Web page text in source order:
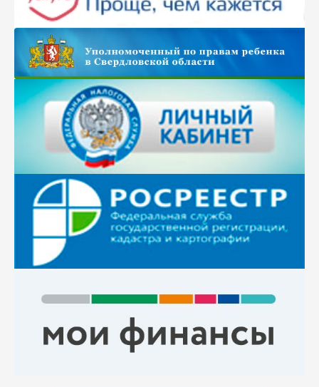
редакцией И.В. Усовой, методиста ЦДО
открыть
№ 8, 2020г.
обществознания в соответствии с требованиями
ФГОС"- представлен опыт конструирования
современного урока истории и обществознания,
разработки уроков учителей истории и
обществознания, под редакцией С.А.Маскалевой,
методиста ЦДО
открыть
№ 7, 2020г.«Практика применения технологии
междисциплинарного обученияна уроках в
начальной школе»(из опыта работы) - пособие
может стать первым шагом в построении такой
педагогического процесса, в условиях которого,
младшие школьники будут превращаться из
пассивных обучаемых в дейтсвительных субъектов
учения и собственной жизни, творческая группа
педагогов МАОУ «Средняя общеобразовательная
школа №34»
№ 6, 2020г.«Организация и сопровождение
школьников»- организация и сопровождение
проектной и исследовательской деятельности
школьников, опыт работы учителей по
формированию исследовательских умений
школьников, под редакцией С.А.Маскалевой,